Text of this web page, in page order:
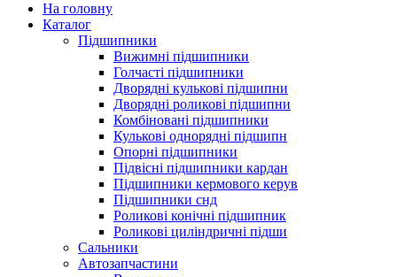
На головну
Каталог
Підшипники
Вижимні підшипники
Голчасті підшипники
Дворядні кулькові підшипни
Дворядні роликові підшипни
Комбіновані підшипники
Кулькові однорядні підшипн
Опорні підшипники
Підвісні підшипники кардан
Підшипники кермового керув
Підшипники снд
Роликові конічні підшипник
Роликові циліндричні підши
Сальники
Автозапчастини